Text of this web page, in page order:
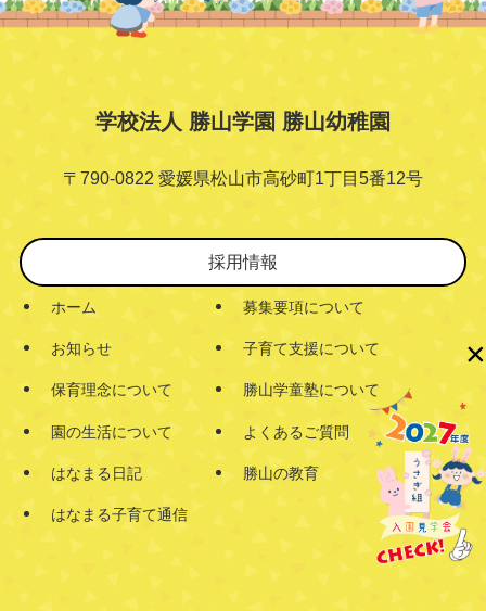
学校法人 勝山学園 勝山幼稚園
〒790-0822 愛媛県松山市高砂町1丁目5番12号
採用情報
ホーム
お知らせ
保育理念について
園の生活について
はなまる日記
はなまる子育て通信
募集要項について
子育て支援について
勝山学童塾について
よくあるご質問
勝山の教育
×